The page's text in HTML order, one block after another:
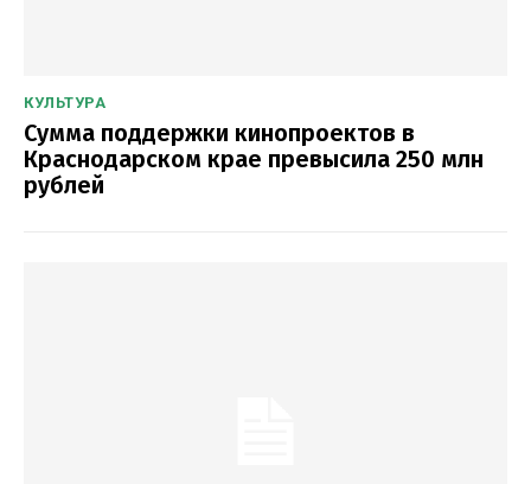
КУЛЬТУРА
Сумма поддержки кинопроектов в
Краснодарском крае превысила 250 млн
рублей